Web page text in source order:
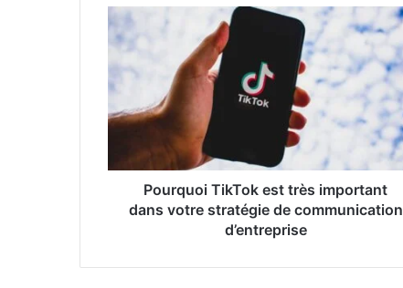
r
e
e
l
Pourquoi TikTok est très important
dans votre stratégie de communication
d’entreprise